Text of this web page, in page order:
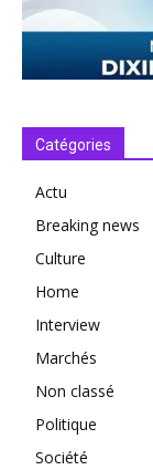
Catégories
Actu
Breaking news
Culture
Home
Interview
Marchés
Non classé
Politique
Société